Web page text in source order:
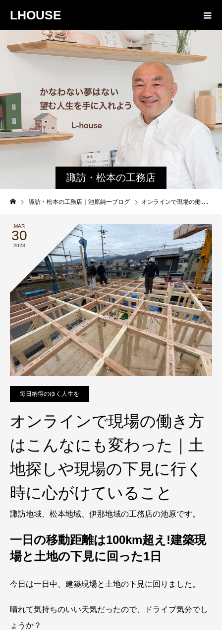
LHOUSE
諏訪・松本の工務店
の社長ブログ｜家族
物語８４３
諏訪・松本の工務店｜池原純一ブログ オンラインで現場の働き方はこんなにも変わった｜土地探しや現場の下見に行く時に心がけていること
MAR
30
2023
毎日納得のゆく人生を
オンラインで現場の働き方
はこんなにも変わった｜土
地探しや現場の下見に行く
時に心がけていること
諏訪地域、松本地域、伊那地域の工務店の池原です。
一日の移動距離は100km超え!建築現
場と土地の下見に回った1日
今日は一日中、建築現場と土地の下見に回りました。
晴れて気持ちのいい天気だったので、ドライブ気分でし
ょうか？